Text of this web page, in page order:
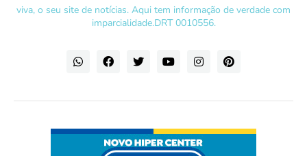
viva, o seu site de notícias. Aqui tem informação de verdade com
imparcialidade.DRT 0010556.